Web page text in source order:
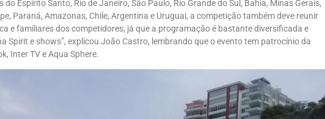
Espírito Santo, Rio de Janeiro, São Paulo, Rio Grande do Sul, Bahia, Minas Gerais,
Paraná, Amazonas, Chile, Argentina e Uruguai, a competição também deve reunir
e familiares dos competidores, já que a programação é bastante diversificada e
Spirit e shows”, explicou João Castro, lembrando que o evento tem patrocínio da
Inter TV e Aqua Sphere.